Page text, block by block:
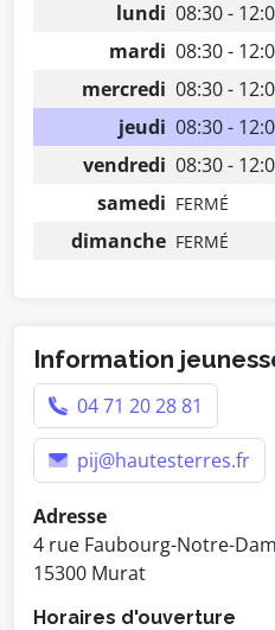
lundi 08:30 -
mardi 08:30 -
mercredi 08:30 -
jeudi 08:30 -
vendredi 08:30 -
samedi FERMÉ
dimanche FERMÉ
Information
04 71 20 28 81
pij@hautesterres.fr
Adresse
4 rue Faubourg-Notre-
15300 Murat
Horaires d'ouverture